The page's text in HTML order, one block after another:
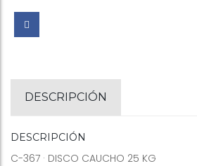
DESCRIPCIÓN
DESCRIPCIÓN
C-367 · DISCO CAUCHO 25 KG